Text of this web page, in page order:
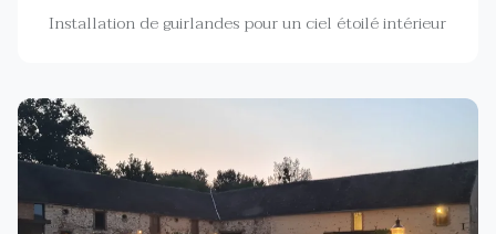
Installation de guirlandes pour un ciel étoilé intérieur